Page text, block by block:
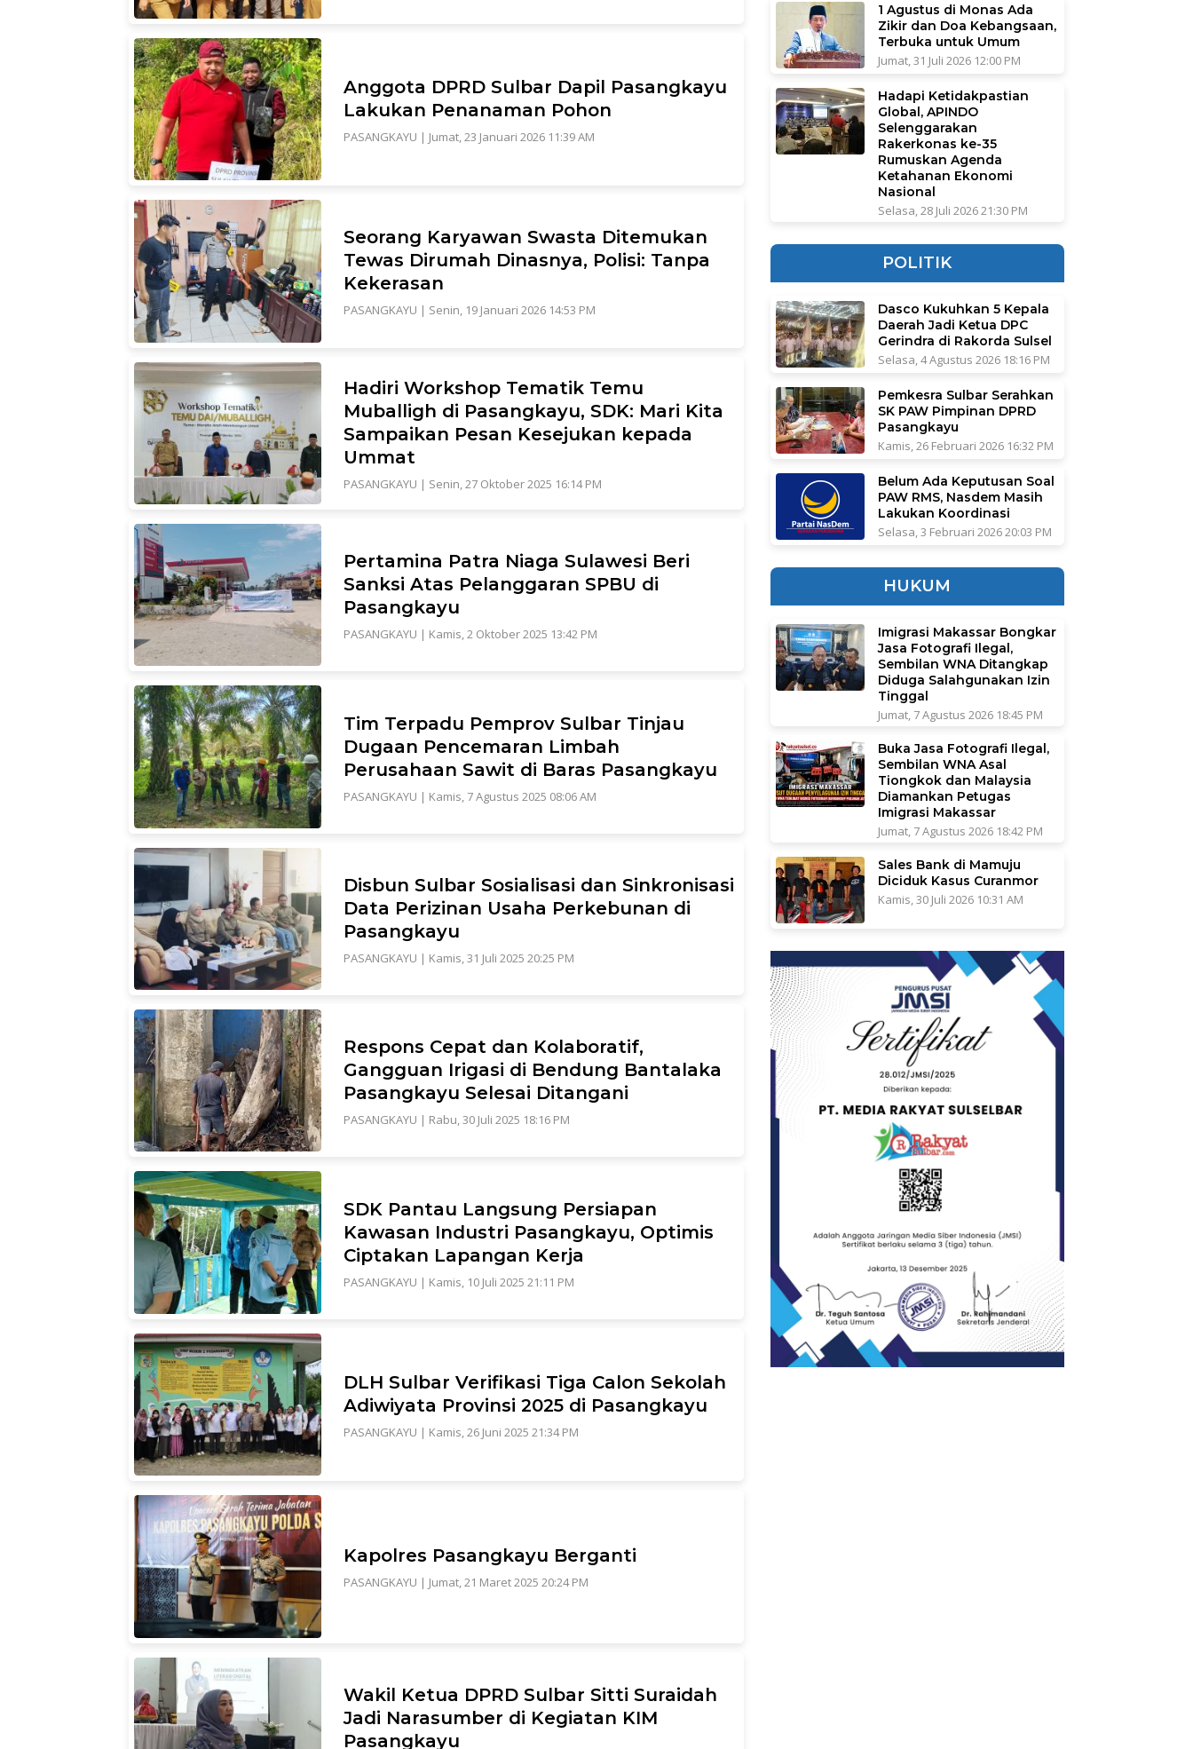
Anggota DPRD Sulbar Dapil Pasangkayu
Lakukan Penanaman Pohon
PASANGKAYU | Jumat, 23 Januari 2026 11:39 AM
Seorang Karyawan Swasta Ditemukan
Tewas Dirumah Dinasnya, Polisi: Tanpa
Kekerasan
PASANGKAYU | Senin, 19 Januari 2026 14:53 PM
Hadiri Workshop Tematik Temu
Muballigh di Pasangkayu, SDK: Mari Kita
Sampaikan Pesan Kesejukan kepada
Ummat
PASANGKAYU | Senin, 27 Oktober 2025 16:14 PM
Pertamina Patra Niaga Sulawesi Beri
Sanksi Atas Pelanggaran SPBU di
Pasangkayu
PASANGKAYU | Kamis, 2 Oktober 2025 13:42 PM
Tim Terpadu Pemprov Sulbar Tinjau
Dugaan Pencemaran Limbah
Perusahaan Sawit di Baras Pasangkayu
PASANGKAYU | Kamis, 7 Agustus 2025 08:06 AM
Disbun Sulbar Sosialisasi dan Sinkronisasi
Data Perizinan Usaha Perkebunan di
Pasangkayu
PASANGKAYU | Kamis, 31 Juli 2025 20:25 PM
Respons Cepat dan Kolaboratif,
Gangguan Irigasi di Bendung Bantalaka
Pasangkayu Selesai Ditangani
PASANGKAYU | Rabu, 30 Juli 2025 18:16 PM
SDK Pantau Langsung Persiapan
Kawasan Industri Pasangkayu, Optimis
Ciptakan Lapangan Kerja
PASANGKAYU | Kamis, 10 Juli 2025 21:11 PM
DLH Sulbar Verifikasi Tiga Calon Sekolah
Adiwiyata Provinsi 2025 di Pasangkayu
PASANGKAYU | Kamis, 26 Juni 2025 21:34 PM
Kapolres Pasangkayu Berganti
PASANGKAYU | Jumat, 21 Maret 2025 20:24 PM
Wakil Ketua DPRD Sulbar Sitti Suraidah
Jadi Narasumber di Kegiatan KIM
Pasangkayu
1 Agustus di Monas Ada
Zikir dan Doa Kebangsaan,
Terbuka untuk Umum
Jumat, 31 Juli 2026 12:00 PM
Hadapi Ketidakpastian
Global, APINDO
Selenggarakan
Rakerkonas ke-35
Rumuskan Agenda
Ketahanan Ekonomi
Nasional
Selasa, 28 Juli 2026 21:30 PM
POLITIK
Dasco Kukuhkan 5 Kepala
Daerah Jadi Ketua DPC
Gerindra di Rakorda Sulsel
Selasa, 4 Agustus 2026 18:16 PM
Pemkesra Sulbar Serahkan
SK PAW Pimpinan DPRD
Pasangkayu
Kamis, 26 Februari 2026 16:32 PM
Belum Ada Keputusan Soal
PAW RMS, Nasdem Masih
Lakukan Koordinasi
Selasa, 3 Februari 2026 20:03 PM
HUKUM
Imigrasi Makassar Bongkar
Jasa Fotografi Ilegal,
Sembilan WNA Ditangkap
Diduga Salahgunakan Izin
Tinggal
Jumat, 7 Agustus 2026 18:45 PM
Buka Jasa Fotografi Ilegal,
Sembilan WNA Asal
Tiongkok dan Malaysia
Diamankan Petugas
Imigrasi Makassar
Jumat, 7 Agustus 2026 18:42 PM
Sales Bank di Mamuju
Diciduk Kasus Curanmor
Kamis, 30 Juli 2026 10:31 AM